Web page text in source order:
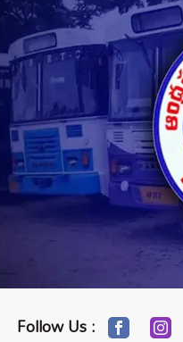
Follow Us :